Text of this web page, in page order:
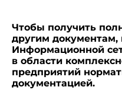
Чтобы получить
другим документам,
Информационной
в области
предприятий
документацией.